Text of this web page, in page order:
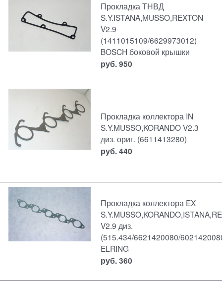
Прокладка ТНВД
S.Y.ISTANA,MUSSO,REXTON
V2.9
(1411015109/6629973012)
BOSCH боковой крышки
руб.950
Прокладка коллектора IN
S.Y.MUSSO,KORANDO V2.3
диз. ориг. (6611413280)
руб.440
Прокладка коллектора EX
V2.9 диз.
(515.434/6621420080/
ELRING
руб.360